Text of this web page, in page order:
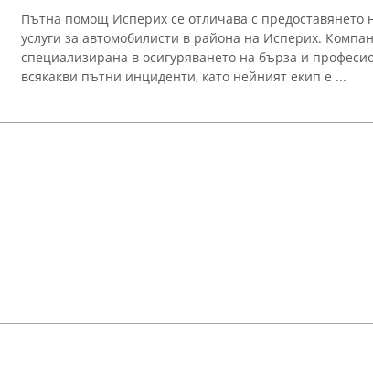
Пътна помощ Исперих се отличава с предоставянето
услуги за автомобилисти в района на Исперих.
специализирана в осигуряването на бърза и
всякакви пътни инциденти, като нейният екип е ...